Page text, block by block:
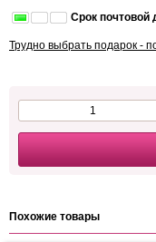
Срок почтовой
Трудно выбрать подарок -
Похожие товары